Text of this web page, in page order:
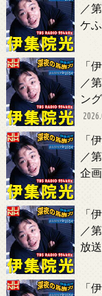
／
ケ
「
／
ン
「
／
企
「
／
放
「